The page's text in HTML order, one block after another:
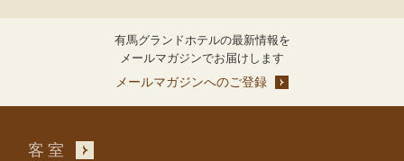
有馬グランドホテルの最新情報を
メールマガジンでお届けします
メールマガジンへのご登録
客室